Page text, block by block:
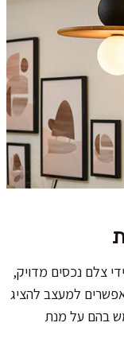
צלם נכסים מדויק,
למעצב להציג
בהם על מנת